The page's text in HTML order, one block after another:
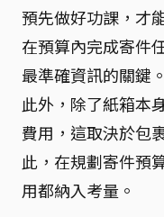
預先做好功課，才
在預算內完成寄件
最準確資訊的關鍵。
此外，除了紙箱本
費用，這取決於包
此，在規劃寄件預
用都納入考量。